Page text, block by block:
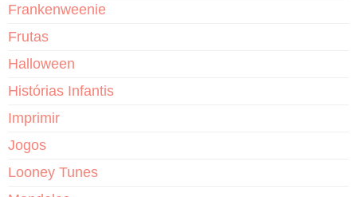
Frankenweenie
Frutas
Halloween
Histórias Infantis
Imprimir
Jogos
Looney Tunes